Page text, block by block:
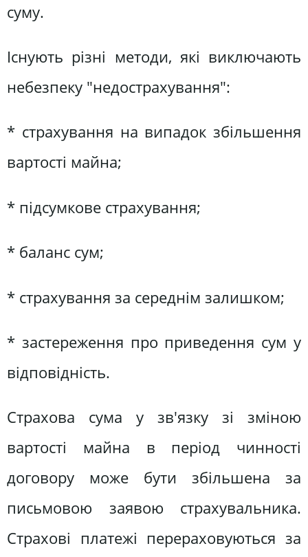
суму.
Існують різні методи, які виключають
небезпеку "недострахування":
* страхування на випадок збільшення
вартості майна;
* підсумкове страхування;
* баланс сум;
* страхування за середнім залишком;
* застереження про приведення сум у
відповідність.
Страхова сума у зв'язку зі зміною
вартості майна в період чинності
договору може бути збільшена за
письмовою заявою страхувальника.
Страхові платежі перераховуються за